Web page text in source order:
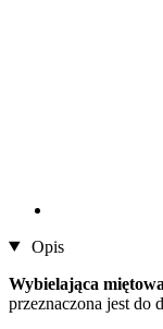
Opis
Wybielająca miętowa
przeznaczona jest do